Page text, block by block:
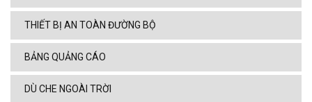
THIẾT BỊ AN TOÀN ĐƯỜNG BỘ
BẢNG QUẢNG CÁO
DÙ CHE NGOÀI TRỜI